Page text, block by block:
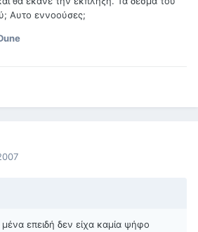
Αυτο εννοούσες;
επειδή δεν είχα καμία ψήφο